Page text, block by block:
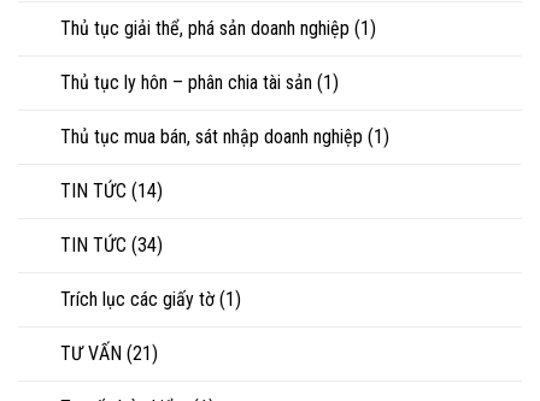
Thủ tục giải thể, phá sản doanh nghiệp (1)
Thủ tục ly hôn – phân chia tài sản (1)
Thủ tục mua bán, sát nhập doanh nghiệp (1)
TIN TỨC (14)
TIN TỨC (34)
Trích lục các giấy tờ (1)
TƯ VẤN (21)